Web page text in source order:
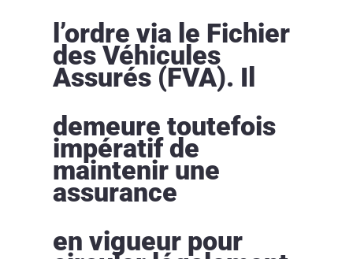
l’ordre via le Fichier
des Véhicules
Assurés (FVA). Il
demeure toutefois
impératif de
maintenir une
assurance
en vigueur pour